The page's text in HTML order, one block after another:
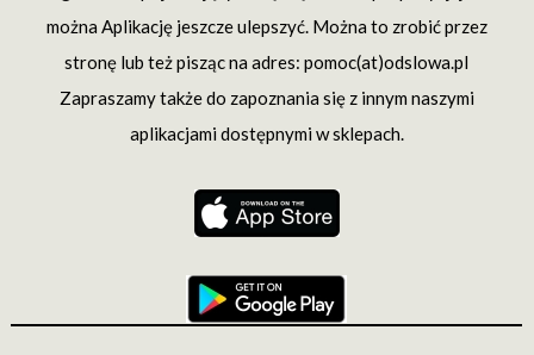
można Aplikację jeszcze ulepszyć. Można to zrobić przez
stronę lub też pisząc na adres: pomoc(at)odslowa.pl
Zapraszamy także do zapoznania się z innym naszymi
aplikacjami dostępnymi w sklepach.